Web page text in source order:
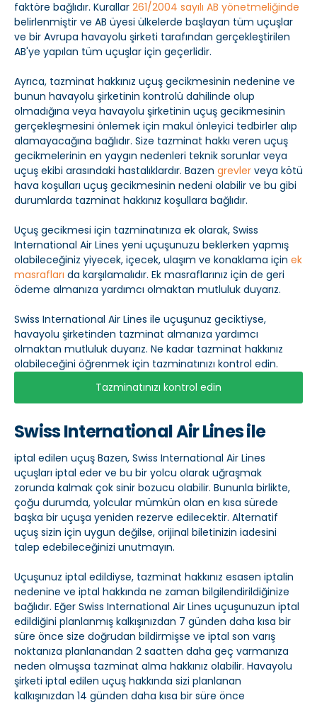
faktöre bağlıdır. Kurallar 261/2004 sayılı AB yönetmeliğinde
belirlenmiştir ve AB üyesi ülkelerde başlayan tüm uçuşlar
ve bir Avrupa havayolu şirketi tarafından gerçekleştirilen
AB'ye yapılan tüm uçuşlar için geçerlidir.
Ayrıca, tazminat hakkınız uçuş gecikmesinin nedenine ve
bunun havayolu şirketinin kontrolü dahilinde olup
olmadığına veya havayolu şirketinin uçuş gecikmesinin
gerçekleşmesini önlemek için makul önleyici tedbirler alıp
alamayacağına bağlıdır. Size tazminat hakkı veren uçuş
gecikmelerinin en yaygın nedenleri teknik sorunlar veya
uçuş ekibi arasındaki hastalıklardır. Bazen grevler veya kötü
hava koşulları uçuş gecikmesinin nedeni olabilir ve bu gibi
durumlarda tazminat hakkınız koşullara bağlıdır.
Uçuş gecikmesi için tazminatınıza ek olarak, Swiss
International Air Lines yeni uçuşunuzu beklerken yapmış
olabileceğiniz yiyecek, içecek, ulaşım ve konaklama için ek
masrafları da karşılamalıdır. Ek masraflarınız için de geri
ödeme almanıza yardımcı olmaktan mutluluk duyarız.
Swiss International Air Lines ile uçuşunuz geciktiyse,
havayolu şirketinden tazminat almanıza yardımcı
olmaktan mutluluk duyarız. Ne kadar tazminat hakkınız
olabileceğini öğrenmek için tazminatınızı kontrol edin.
Tazminatınızı kontrol edin
Swiss International Air Lines ile
iptal edilen uçuş Bazen, Swiss International Air Lines
uçuşları iptal eder ve bu bir yolcu olarak uğraşmak
zorunda kalmak çok sinir bozucu olabilir. Bununla birlikte,
çoğu durumda, yolcular mümkün olan en kısa sürede
başka bir uçuşa yeniden rezerve edilecektir. Alternatif
uçuş sizin için uygun değilse, orijinal biletinizin iadesini
talep edebileceğinizi unutmayın.
Uçuşunuz iptal edildiyse, tazminat hakkınız esasen iptalin
nedenine ve iptal hakkında ne zaman bilgilendirildiğinize
bağlıdır. Eğer Swiss International Air Lines uçuşunuzun iptal
edildiğini planlanmış kalkışınızdan 7 günden daha kısa bir
süre önce size doğrudan bildirmişse ve iptal son varış
noktanıza planlanandan 2 saatten daha geç varmanıza
neden olmuşsa tazminat alma hakkınız olabilir. Havayolu
şirketi iptal edilen uçuş hakkında sizi planlanan
kalkışınızdan 14 günden daha kısa bir süre önce